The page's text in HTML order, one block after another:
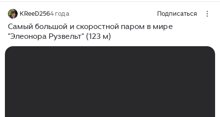
KReeD2564 года Подписаться
Самый большой и скоростной паром в мире
"Элеонора Рузвельт" (123 м)